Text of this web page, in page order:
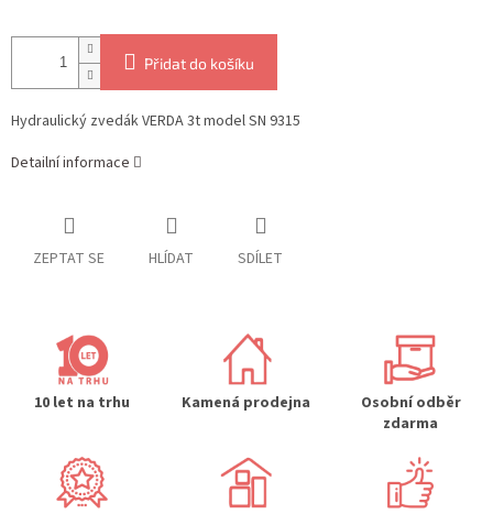
Přidat do košíku
Hydraulický zvedák VERDA 3t model SN 9315
Detailní informace
ZEPTAT SE HLÍDAT SDÍLET
10 let na trhu Kamená prodejna
Osobní odběr
zdarma